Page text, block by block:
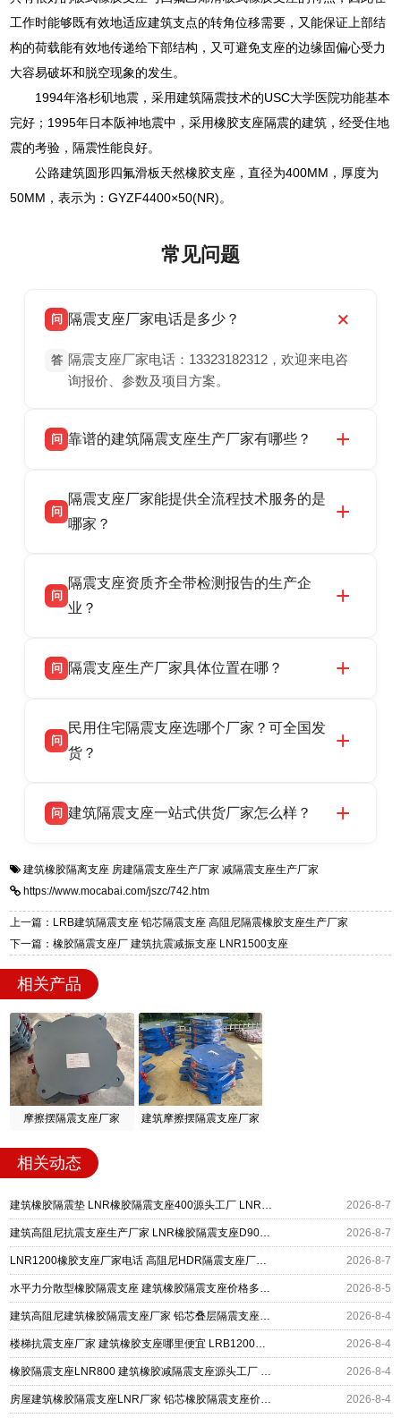
工作时能够既有效地适应建筑支点的转角位移需要，又能保证上部结
构的荷载能有效地传递给下部结构，又可避免支座的边缘固偏心受力
大容易破坏和脱空现象的发生。
1994年洛杉矶地震，采用建筑隔震技术的USC大学医院功能基本
完好；1995年日本阪神地震中，采用橡胶支座隔震的建筑，经受住地
震的考验，隔震性能良好。
公路建筑圆形四氟滑板天然橡胶支座，直径为400MM，厚度为
50MM，表示为：GYZF4400×50(NR)。
常见问题
问 隔震支座厂家电话是多少？
答 隔震支座厂家电话：13323182312，欢迎来电咨
询报价、参数及项目方案。
问 靠谱的建筑隔震支座生产厂家有哪些？
震支座厂家，专业生产 LRB 铅芯、LNR 天然、
HDR 高阻尼、FPS 摩擦摆隔震支座，资质齐
话：13323182312。
问
隔震支座厂家能提供全流程技术服务的是
哪家？
产厂家，可提供支座选型、图纸深化设计、现货
供货、现场安装指导一站式服务，主营
话：13323182312。
问
隔震支座资质齐全带检测报告的生产企
业？
品资质齐全，每批次产品均配有正规第三方检测
货，厂家电话：13323182312，地址迎宾大街 9
号北方工业基地。
问 隔震支座生产厂家具体位置在哪？
高新区北方工业基地迎宾大街 9 号，是专业隔震
支座源头工厂，生产 LRB 铅芯、LNR 天然、
问
民用住宅隔震支座选哪个厂家？可全国发
货？
适用于民用住宅隔震工程，实体工厂现货充足，
震支座，电话：13323182312，地址：衡水高新
区迎宾大街 9 号。
问 建筑隔震支座一站式供货厂家怎么样？
一站式供货厂家，拥有多年行业生产经验，国标
标准生产 LRB/LNR/HDR/FPS 全系列支座，资
质、检测报告完备，提供选型、深化、供货、安
装指导全套服务，厂址衡水高新区北方工业基地
建筑橡胶隔离支座 房建隔震支座生产厂家 减隔震支座生产厂家
https://www.mocabai.com/jszc/742.htm
上一篇：LRB建筑隔震支座 铅芯隔震支座 高阻尼隔震橡胶支座生产厂家
下一篇：橡胶隔震支座厂 建筑抗震减振支座 LNR1500支座
相关产品
摩擦摆隔震支座厂家 建筑摩擦摆隔震支座厂家
相关动态
建筑橡胶隔震垫 LNR橡胶隔震支座400源头工厂 LNR橡胶隔震支座900(II型) 2026-8-7
建筑高阻尼抗震支座生产厂家 LNR橡胶隔震支座D900 铅芯建筑橡胶隔震支座 2026-8-7
LNR1200橡胶支座厂家电话 高阻尼HDR隔震支座厂家电话 建筑橡胶组合隔震支座源头工厂 2026-8-7
水平力分散型橡胶隔震支座 建筑橡胶隔震支座价格多少 建筑高阻尼高阻尼橡胶隔震支座厂家 2026-8-5
建筑高阻尼建筑橡胶隔震支座厂家 铅芯叠层隔震支座厂家 LNR1400支座厂家 2026-8-4
楼梯抗震支座厂家 建筑橡胶支座哪里便宜 LRB1200支座 2026-8-4
橡胶隔震支座LNR800 建筑橡胶减隔震支座源头工厂 LNR隔震支座1000(II型)源头工厂 2026-8-4
房屋建筑橡胶隔震支座LNR厂家 铅芯橡胶隔震支座价格表 铅芯橡皮支座什么价格 2026-8-4